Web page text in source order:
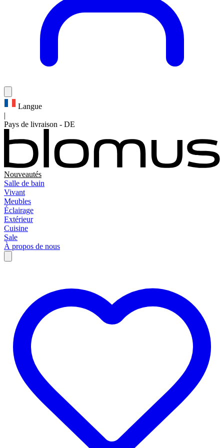
Langue
|
Pays de livraison - DE
Nouveautés
Salle de bain
Vivant
Meubles
Éclairage
Extérieur
Cuisine
Sale
À propos de nous